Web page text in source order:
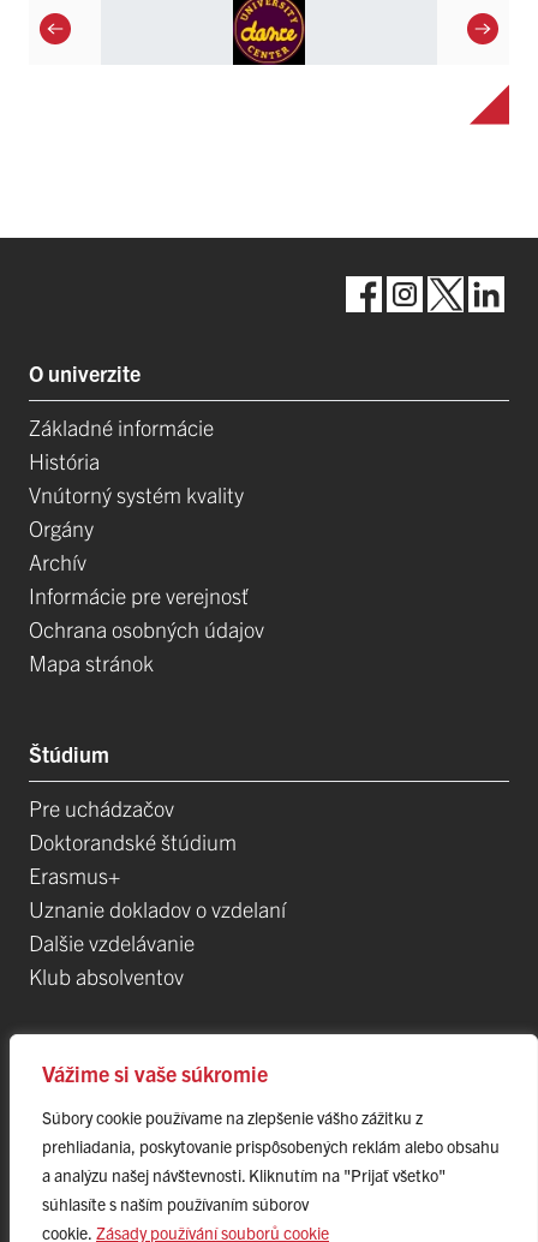
Vážime si vaše súkromie
Súbory cookie používame na zlepšenie vášho zážitku z
prehliadania, poskytovanie prispôsobených reklám alebo obsahu
a analýzu našej návštevnosti. Kliknutím na "Prijať všetko"
súhlasíte s naším používaním súborov
cookie. Zásady používání souborů cookie
O univerzite
Základné informácie
História
Vnútorný systém kvality
Orgány
Archív
Informácie pre verejnosť
Ochrana osobných údajov
Mapa stránok
Štúdium
Pre uchádzačov
Doktorandské štúdium
Erasmus+
Uznanie dokladov o vzdelaní
Dalšie vzdelávanie
Klub absolventov
Veda
Postdoktorandské pozíce
Projekty
Špičkové tímy
TIP-UPJŠ